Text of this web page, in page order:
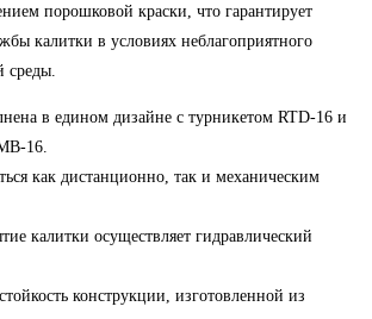
порошковой краски, что гарантирует
калитки в условиях неблагоприятного
среды.
в едином дизайне с турникетом RTD-16 и
16.
как дистанционно, так и механическим
калитки осуществляет гидравлический
конструкции, изготовленной из